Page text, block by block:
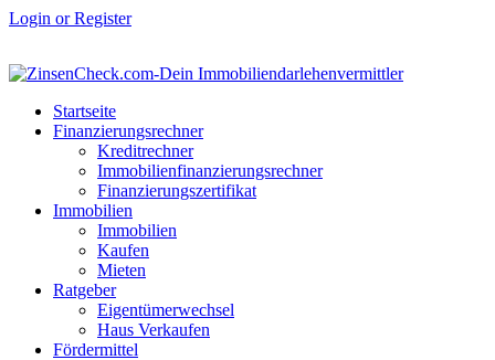
Login or Register
Startseite
Finanzierungsrechner
Kreditrechner
Immobilienfinanzierungsrechner
Finanzierungszertifikat
Immobilien
Immobilien
Kaufen
Mieten
Ratgeber
Eigentümerwechsel
Haus Verkaufen
Fördermittel